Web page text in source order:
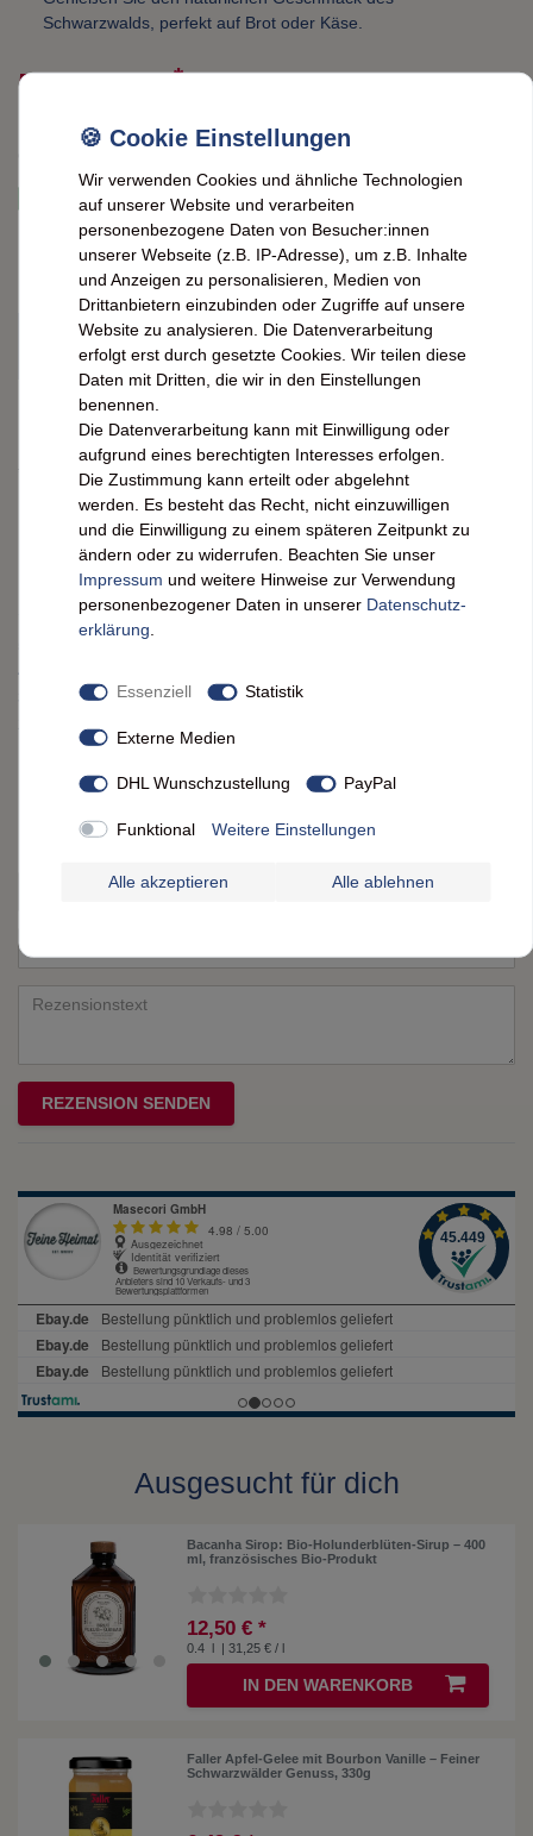
Schwarzwalds, perfekt auf Brot oder Käse.
5,99 EUR*
0,33 kg
sofort versandfertig. Lieferzeit ca. 2 Werktage
Artikelnummer:7006395
IN DEN WARENKORB
Wunschliste
* inkl. ges. MwSt. zzgl. Versandkosten
Kundenrezensionen(0)
4
0
0
Bewertungssterne5
von
Bewertungssternen
4
von
Bewertungssternen
3
von
Bewertungssternen
2
von
Bewertungssternen
von
Bewertungssternen
Anzeigename
(optional)
REZENSION SENDEN
Ausgesucht für dich
Bacanha Sirop: Bio-Holunderblüten-Sirup – 400
ml, französisches Bio-Produkt
12,50 € *
0.4 l | 31,25 € / l
IN DEN WARENKORB
Faller Apfel-Gelee mit Bourbon Vanille – Feiner
Schwarzwälder Genuss, 330g
Wir verwenden Cookies und ähnliche Technologien
auf unserer Website und verarbeiten
personenbezogene Daten von Besucher:innen
unserer Webseite (z.B. IP-Adresse), um z.B. Inhalte
und Anzeigen zu personalisieren, Medien von
Drittanbietern einzubinden oder Zugriffe auf unsere
Website zu analysieren. Die Datenverarbeitung
erfolgt erst durch gesetzte Cookies. Wir teilen diese
Daten mit Dritten, die wir in den Einstellungen
benennen.
Die Datenverarbeitung kann mit Einwilligung oder
aufgrund eines berechtigten Interesses erfolgen.
Die Zustimmung kann erteilt oder abgelehnt
werden. Es besteht das Recht, nicht einzuwilligen
und die Einwilligung zu einem späteren Zeitpunkt zu
ändern oder zu widerrufen. Beachten Sie unser
Impressum und weitere Hinweise zur Verwendung
personenbezogener Daten in unserer Daten­schutz­
erklärung
Essenziell Statistik
Externe Medien
DHL Wunschzustellung PayPal
Funktional Weitere Einstellungen
Alle akzeptieren Alle ablehnen